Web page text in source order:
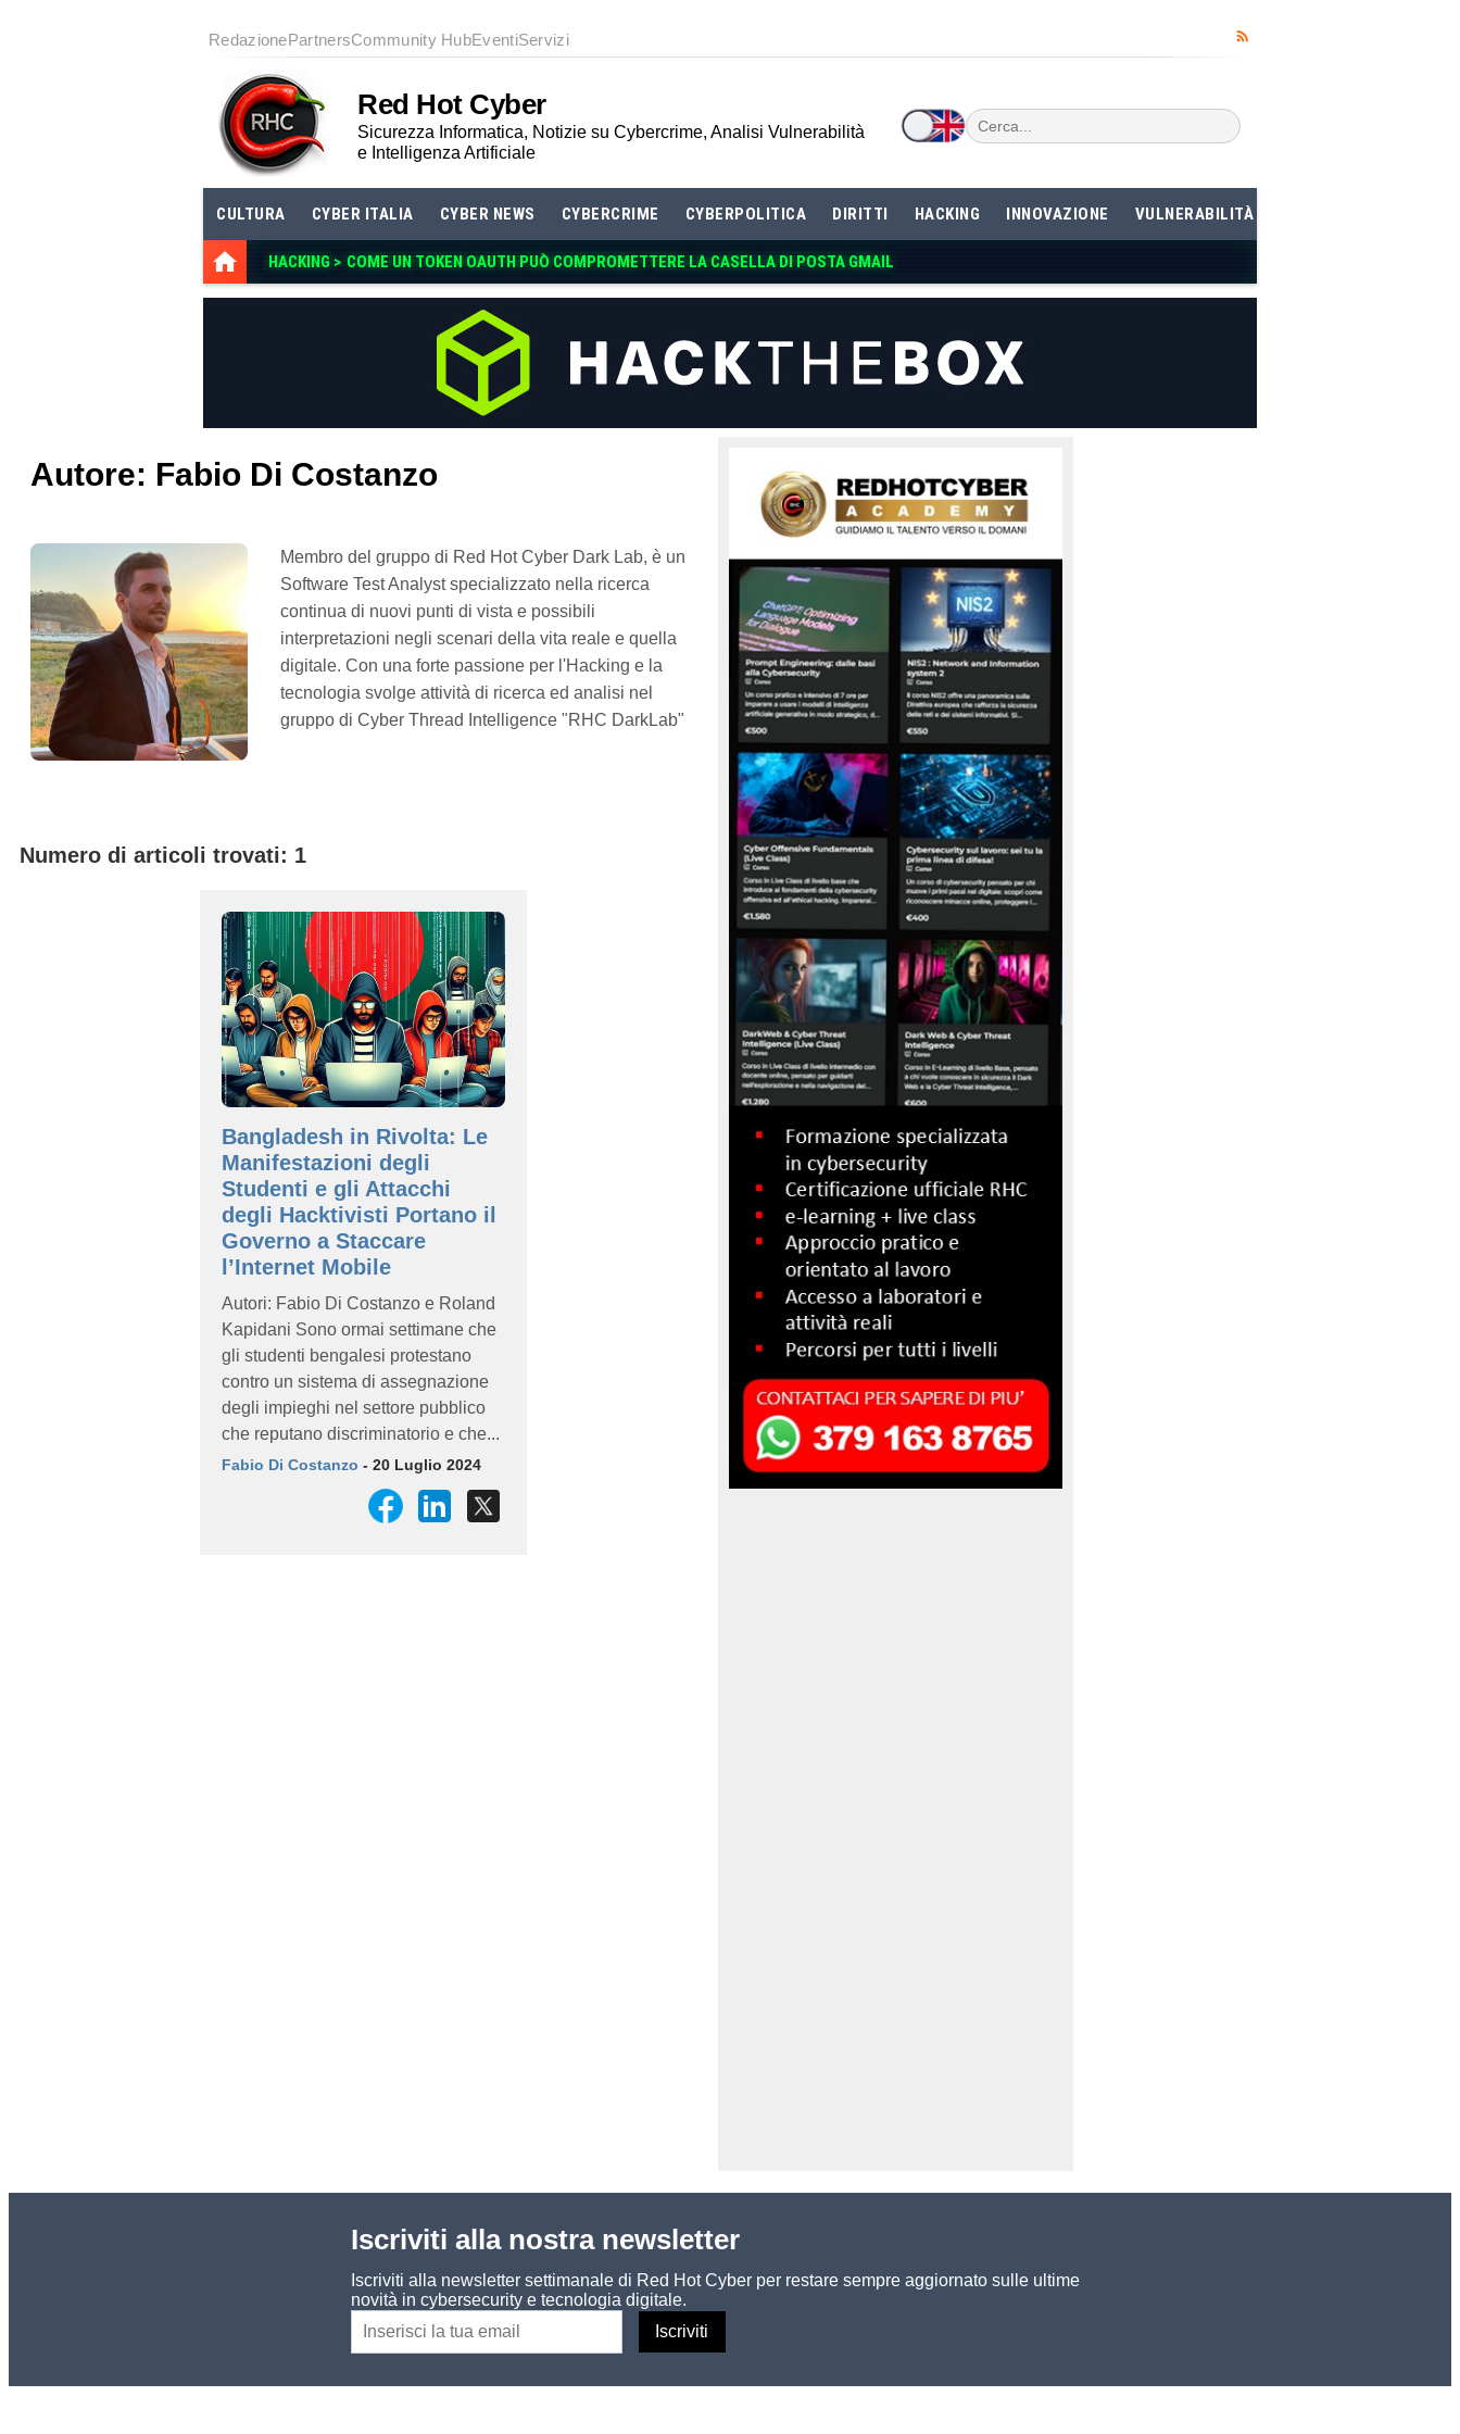
RedazionePartnersCommunity HubEventiServizi
Red Hot Cyber
Sicurezza Informatica, Notizie su Cybercrime, Analisi Vulnerabilità
e Intelligenza Artificiale
CULTURA CYBER ITALIA CYBER NEWS CYBERCRIME CYBERPOLITICA DIRITTI HACKING INNOVAZIONE VULNERABILITÀ
HACKING > COME UN TOKEN OAUTH PUÒ COMPROMETTERE LA CASELLA DI POSTA GMAIL
Autore: Fabio Di Costanzo
Membro del gruppo di Red Hot Cyber Dark Lab, è un
Software Test Analyst specializzato nella ricerca
continua di nuovi punti di vista e possibili
interpretazioni negli scenari della vita reale e quella
digitale. Con una forte passione per l'Hacking e la
tecnologia svolge attività di ricerca ed analisi nel
gruppo di Cyber Thread Intelligence "RHC DarkLab"
Numero di articoli trovati: 1
Bangladesh in Rivolta: Le
Manifestazioni degli
Studenti e gli Attacchi
degli Hacktivisti Portano il
Governo a Staccare
l’Internet Mobile
Autori: Fabio Di Costanzo e Roland
Kapidani Sono ormai settimane che
gli studenti bengalesi protestano
contro un sistema di assegnazione
degli impieghi nel settore pubblico
che reputano discriminatorio e che...
Fabio Di Costanzo - 20 Luglio 2024
Iscriviti alla nostra newsletter
Iscriviti alla newsletter settimanale di Red Hot Cyber per restare sempre aggiornato sulle ultime
novità in cybersecurity e tecnologia digitale.